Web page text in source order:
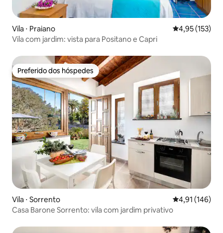
Vila ⋅ Praiano 4,95 de uma
4,95 (153)
Vila com jardim: vista para Positano e Capri
Preferido dos hóspedes
Preferido dos hóspedes
Vila ⋅ Sorrento 4,91 de uma
4,91 (146)
Casa Barone Sorrento: vila com jardim privativo